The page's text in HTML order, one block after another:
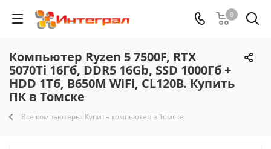
0
Компьютер Ryzen 5 7500F, RTX
5070Ti 16Гб, DDR5 16Gb, SSD 1000Гб +
HDD 1Тб, B650M WiFi, CL120B. Купить
ПК в Томске
Все компьютеры. Купить компьютер в Томске